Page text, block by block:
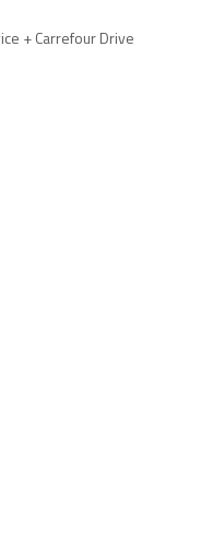
+ Carrefour Drive